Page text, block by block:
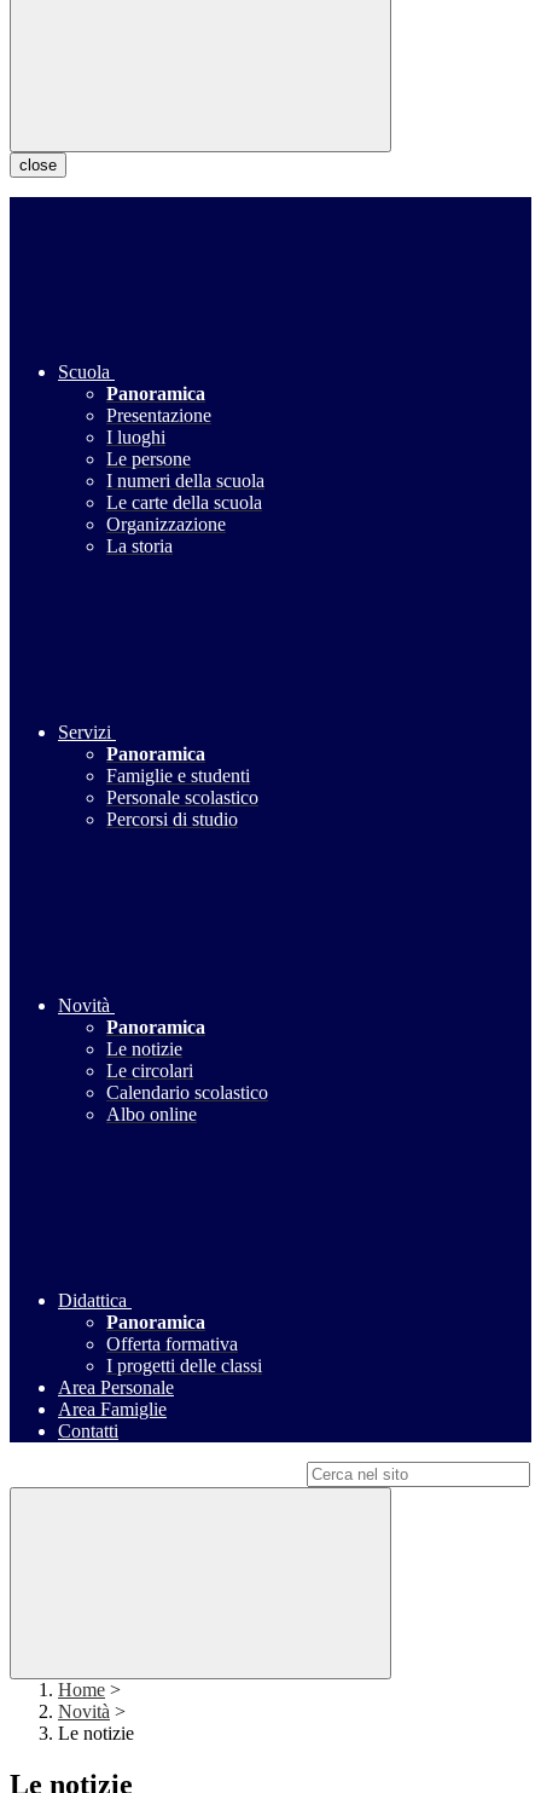
close
Scuola
Panoramica
Presentazione
I luoghi
Le persone
I numeri della scuola
Le carte della scuola
Organizzazione
La storia
Servizi
Panoramica
Famiglie e studenti
Personale scolastico
Percorsi di studio
Novità
Panoramica
Le notizie
Le circolari
Calendario scolastico
Albo online
Didattica
Panoramica
Offerta formativa
I progetti delle classi
Area Personale
Area Famiglie
Contatti
Home >
Novità >
Le notizie
Le notizie